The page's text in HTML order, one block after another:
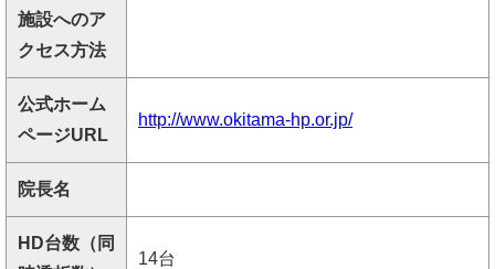
施設へのア
クセス方法
公式ホーム
ページURL
http://www.okitama-hp.or.jp/
院長名
HD台数（同
14台